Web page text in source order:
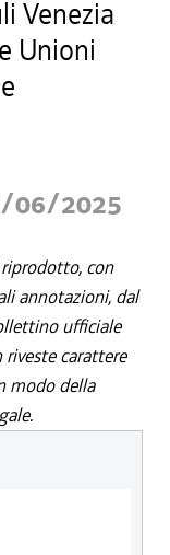
Venezia
Unioni
06/2025
con
annotazioni, dal
ufficiale
riveste carattere
modo della